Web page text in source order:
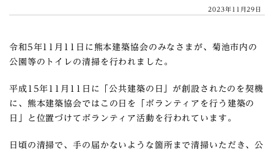
2023年11月29日
令和5年11月11日に熊本建築協会のみなさまが、菊池市内の
公園等のトイレの清掃を行われました。
平成15年11月11日に「公共建築の日」が創設されたのを契機
に、熊本建築協会ではこの日を「ボランティアを行う建築の
日」と位置づけてボランティア活動を行われています。
日頃の清掃で、手の届かないような箇所まで清掃いただき、公